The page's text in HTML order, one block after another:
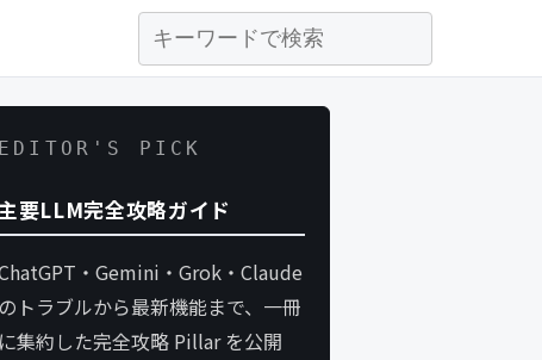
EDITOR'S PICK
要LLM完全攻略ガイド
・Gemini・Grok・Claude
のトラブルから最新機能まで、一冊
に集約した完全攻略 Pillar を公開